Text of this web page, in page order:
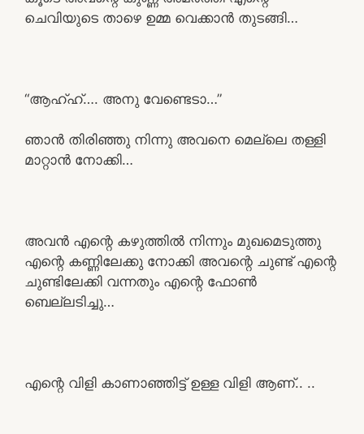
ചെവിയുടെ താഴെ ഉമ്മ വെക്കാൻ തുടങ്ങി…
“ആഹ്ഹ്…. അനു വേണ്ടെടാ…”
ഞാൻ തിരിഞ്ഞു നിന്നു അവനെ മെല്ലെ തള്ളി
മാറ്റാൻ നോക്കി…
അവൻ എന്റെ കഴുത്തിൽ നിന്നും മുഖമെടുത്തു
എന്റെ കണ്ണിലേക്കു നോക്കി അവന്റെ ചുണ്ട് എന്റെ
ചുണ്ടിലേക്കി വന്നതും എന്റെ ഫോൺ
ബെല്ലടിച്ചു…
എന്റെ വിളി കാണാഞ്ഞിട്ട് ഉള്ള വിളി ആണ്.. ..